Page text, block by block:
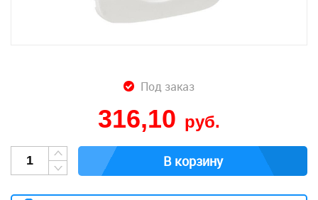
Под заказ
316,10 руб.
В корзину